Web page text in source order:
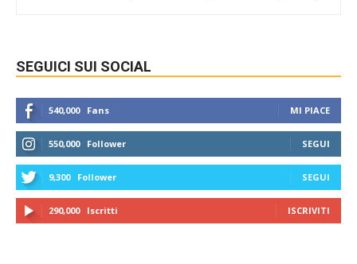
SEGUICI SUI SOCIAL
540,000 Fans MI PIACE
550,000 Follower SEGUI
9,300 Follower SEGUI
290,000 Iscritti ISCRIVITI